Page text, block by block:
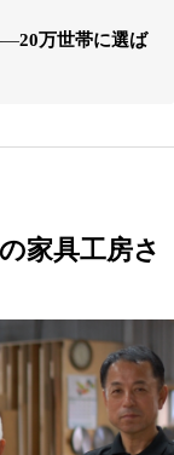
20万世帯に選ば
家具工房さ